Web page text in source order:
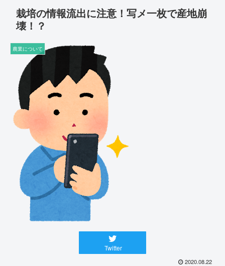
栽培の情報流出に注意！写メ一枚で産地崩
壊！？
農業について
Twitter
2020.08.22